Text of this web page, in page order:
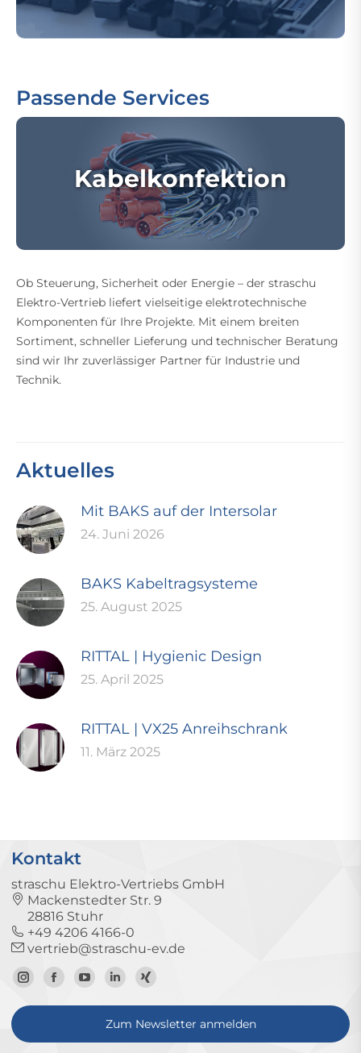
Passende Services
Kabelkonfektion
Ob Steuerung, Sicherheit oder Energie – der straschu
Elektro-Vertrieb liefert vielseitige elektrotechnische
Komponenten für Ihre Projekte. Mit einem breiten
Sortiment, schneller Lieferung und technischer Beratung
sind wir Ihr zuverlässiger Partner für Industrie und
Technik.
Aktuelles
Mit BAKS auf der Intersolar
24. Juni 2026
BAKS Kabeltragsysteme
25. August 2025
RITTAL | Hygienic Design
25. April 2025
RITTAL | VX25 Anreihschrank
11. März 2025
Kontakt
straschu Elektro-Vertriebs GmbH
Mackenstedter Str. 9
28816 Stuhr
+49 4206 4166-0
vertrieb@straschu-ev.de
Zum
Instagram-
Zur
Facebook-
Zum
YouTube-
Kanal
Zum
LinkedIn-
Profil
Zum
Xing-
Profil
Zum Newsletter anmelden